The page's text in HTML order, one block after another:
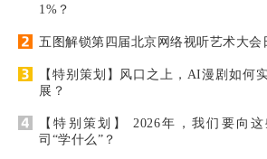
1%？
五图解锁第四届北京网络视听艺术大
【特别策划】风口之上，AI漫剧如何
展？
【特别策划】 2026年，我们要向
司“学什么”？